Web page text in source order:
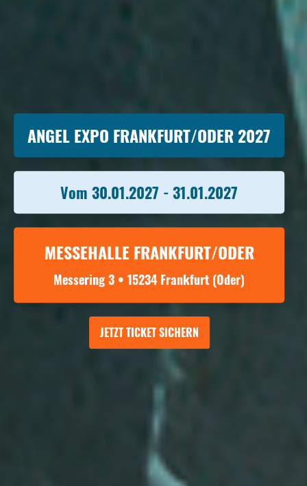
ANGEL EXPO FRANKFURT/ODER 2027
Vom 30.01.2027 - 31.01.2027
MESSEHALLE FRANKFURT/ODER
Messering 3 • 15234 Frankfurt (Oder)
JETZT TICKET SICHERN